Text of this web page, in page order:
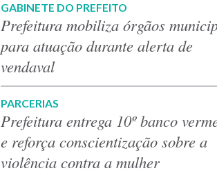
GABINETE DO PREFEITO
Prefeitura mobiliza órgãos
para atuação durante alerta de
vendaval
PARCERIAS
Prefeitura entrega 10º banco
e reforça conscientização sobre a
violência contra a mulher